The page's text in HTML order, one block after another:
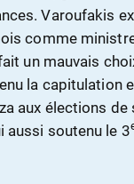
Varoufakis
comme
un mauvais
la capitulation
aux élections
aussi soutenu le 3